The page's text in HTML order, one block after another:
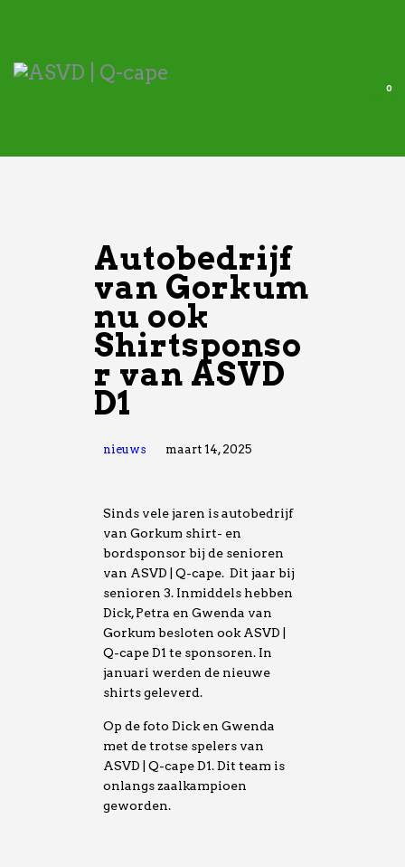
0
Belangrijke informatie
Activiteiten kalender
Treffer boeken
Webstore
Autobedrijf
van Gorkum
nu ook
Shirtsponso
r van ASVD
D1
nieuws maart 14, 2025
Sinds vele jaren is autobedrijf
van Gorkum shirt- en
bordsponsor bij de senioren
van ASVD | Q-cape. Dit jaar bij
senioren 3. Inmiddels hebben
Dick, Petra en Gwenda van
Gorkum besloten ook ASVD |
Q-cape D1 te sponsoren. In
januari werden de nieuwe
shirts geleverd.
Op de foto Dick en Gwenda
met de trotse spelers van
ASVD | Q-cape D1. Dit team is
onlangs zaalkampioen
geworden.